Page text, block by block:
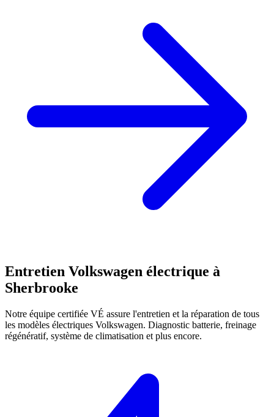
Entretien Volkswagen électrique à
Sherbrooke
Notre équipe certifiée VÉ assure l'entretien et la réparation de tous
les modèles électriques Volkswagen. Diagnostic batterie, freinage
régénératif, système de climatisation et plus encore.